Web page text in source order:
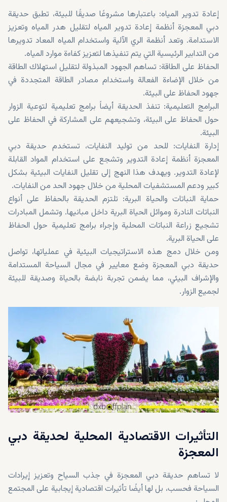
إعادة تدوير المياه: باعتبارها مشروعًا صديقًا للبيئة، تطبق حديقة
دبي المعجزة أنظمة إعادة تدوير المياه لتقليل هدر المياه وتعزيز
الاستدامة. وتعد أنظمة الري الآلية واستخدام المياه المعاد تدويرها
من التدابير الرئيسية التي يتم تنفيذها لتعزيز كفاءة موارد المياه.
الحفاظ على الطاقة: تساهم الجهود المبذولة لتقليل استهلاك الطاقة
من خلال الإضاءة الفعالة واستخدام مصادر الطاقة المتجددة في
جهود الحفاظ على البيئة.
البرامج التعليمية: تنفذ الحديقة أيضاً برامج تعليمية لتوعية الزوار
حول الحفاظ على البيئة، وتشجيعهم على المشاركة في الحفاظ على
البيئة.
إدارة النفايات: للحد من توليد النفايات، تستخدم حديقة دبي
المعجزة أنظمة إعادة التدوير وتشجع على استخدام المواد القابلة
لإعادة التدوير. ويهدف هذا النهج إلى تقليل النفايات البيئية بشكل
كبير ودعم المستشفيات المحلية من خلال جهود الحد من النفايات.
حماية النباتات والحياة البرية: تلتزم الحديقة بالحفاظ على أنواع
النباتات النادرة وموائل الحياة البرية داخل مبانيها. وتشمل المبادرات
تشجيع زراعة النباتات المحلية وإجراء برامج تعليمية حول الحفاظ
على الحياة البرية.
ومن خلال دمج هذه الاستراتيجيات البيئية في عملياتها، تواصل
حديقة دبي المعجزة وضع معايير في مجال السياحة المستدامة
والإشراف البيئي، مما يضمن تجربة نابضة بالحياة وصديقة للبيئة
لجميع الزوار.
التأثيرات الاقتصادية المحلية لحديقة دبي
المعجزة
لا تساهم حديقة دبي المعجزة في جذب السياح وتعزيز إيرادات
السياحة فحسب، بل لها أيضًا تأثيرات اقتصادية إيجابية على المجتمع